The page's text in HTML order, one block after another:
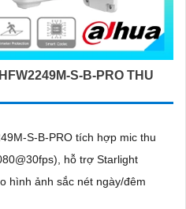
S-B-PRO THU
S-B-PRO tích hợp mic thu
hỗ trợ Starlight
hình ảnh sắc nét ngày/đêm